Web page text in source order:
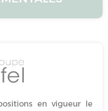
en vigueur le